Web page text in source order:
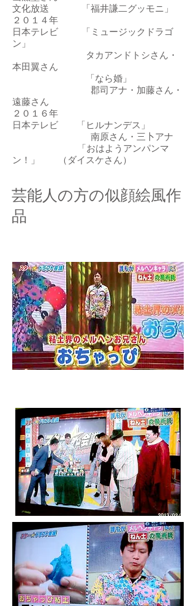
文化放送 「福井謙二グッモニ」
２０１４年
日本テレビ 「ミュージックドラゴ
ン」
タカアンドトシさん・
本田翼さん
「なら婚」
郡司アナ・加藤さん・
遠藤さん
２０１６年
日本テレビ 「ヒルナンデス」
南原さん・三卜アナ
「おはようアンパンマ
ン！」 （ダイスケさん）
芸能人の方の似顔絵風作
品